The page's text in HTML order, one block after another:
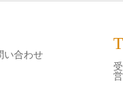
い合わせ